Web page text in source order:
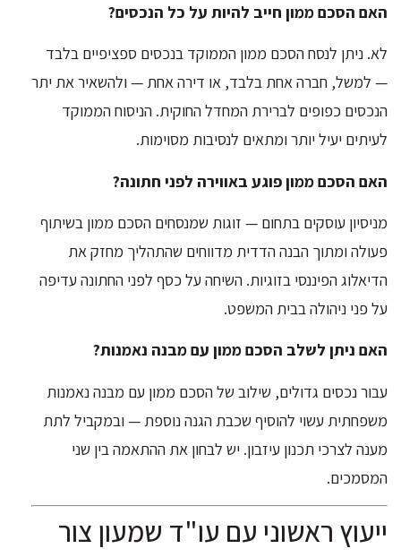
האם הסכם ממון חייב להיות על כל הנכסים?
לא. ניתן לנסח הסכם ממון הממוקד בנכסים ספציפיים בלבד
— למשל, חברה אחת בלבד, או דירה אחת — ולהשאיר את יתר
הנכסים כפופים לברירת המחדל החוקית. הניסוח הממוקד
לעיתים יעיל יותר ומתאים לנסיבות מסוימות.
האם הסכם ממון פוגע באווירה לפני חתונה?
מניסיון עוסקים בתחום — זוגות שמנסחים הסכם ממון בשיתוף
פעולה ומתוך הבנה הדדית מדווחים שהתהליך מחזק את
הדיאלוג הפיננסי בזוגיות. השיחה על כסף לפני החתונה עדיפה
על פני ניהולה בבית המשפט.
האם ניתן לשלב הסכם ממון עם מבנה נאמנות?
עבור נכסים גדולים, שילוב של הסכם ממון עם מבנה נאמנות
משפחתית עשוי להוסיף שכבת הגנה נוספת — ובמקביל לתת
מענה לצרכי תכנון עיזבון. יש לבחון את ההתאמה בין שני
המסמכים.
ייעוץ ראשוני עם עו"ד שמעון צור